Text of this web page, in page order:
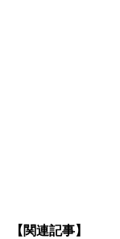
【関連記事】